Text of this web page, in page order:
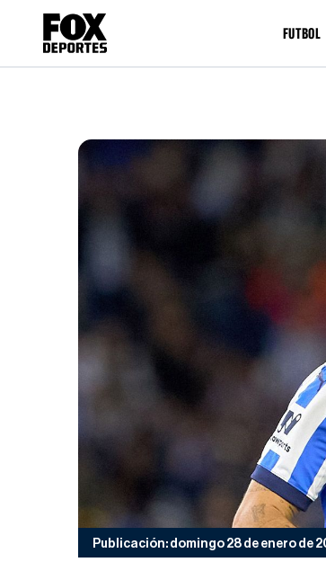
FUTBOL
Publicación: domingo 28 de enero de